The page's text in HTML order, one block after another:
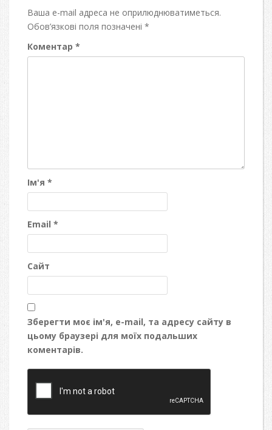
Ваша e-mail адреса не оприлюднюватиметься.
Обов’язкові поля позначені *
Коментар *
Ім'я *
Email *
Сайт
Зберегти моє ім'я, e-mail, та адресу сайту в
цьому браузері для моїх подальших
коментарів.